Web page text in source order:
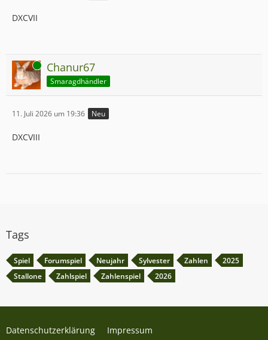
DXCVII
Online Chanur67
Smaragdhändler
11. Juli 2026 um 19:36 Neu
DXCVIII
Tags
Spiel Forumspiel Neujahr Sylvester Zahlen
2025
Stallone
Zahlspiel Zahlenspiel 2026
Datenschutzerklärung Impressum